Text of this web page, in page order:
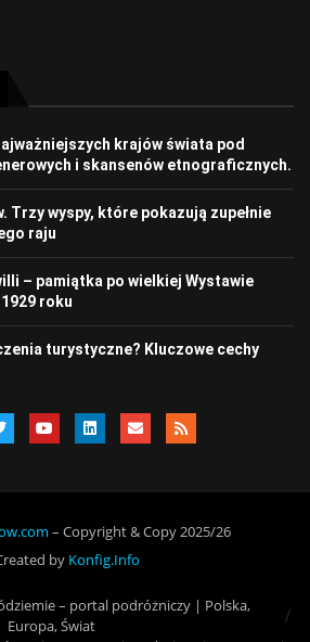
krajów świata pod
i skansenów etnograficznych.
Trzy wyspy, które pokazują zupełnie
raju
– pamiątka po wielkiej Wystawie
roku
turystyczne? Kluczowe cechy
– Copyright & Copy 2025/26
by Konfig.Info
– portal podróżniczy | Polska,
Europa, Świat